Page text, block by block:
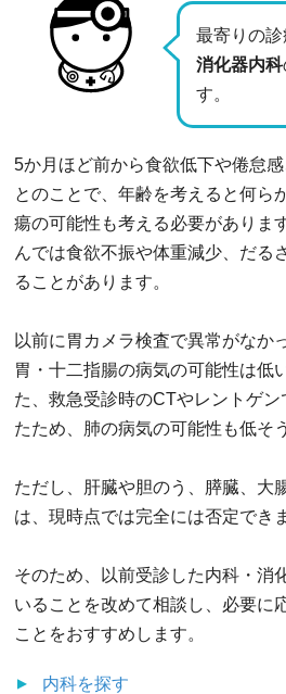
最寄りの
消化器内科
す。
5か月ほど前から食欲低下や倦怠
とのことで、年齢を考えると何ら
瘍の可能性も考える必要がありま
んでは食欲不振や体重減少、だる
ることがあります。
以前に胃カメラ検査で異常がなか
胃・十二指腸の病気の可能性は低
た、救急受診時のCTやレントゲ
たため、肺の病気の可能性も低そ
ただし、肝臓や胆のう、膵臓、大
は、現時点では完全には否定でき
そのため、以前受診した内科・消
いることを改めて相談し、必要に
ことをおすすめします。
内科を探す